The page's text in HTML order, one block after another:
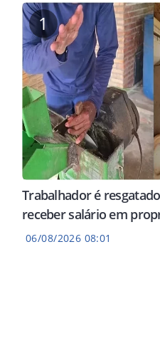
1
Trabalhador é
receber salário em
06/08/2026 08:01